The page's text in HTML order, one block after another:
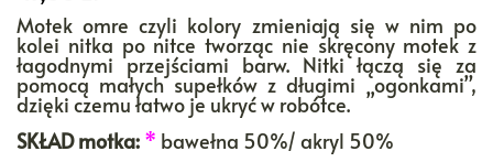
Motek omre czyli kolory zmieniają się w nim po
kolei nitka po nitce tworząc nie skręcony motek z
łagodnymi przejściami barw. Nitki łączą się za
pomocą małych supełków z długimi „ogonkami”,
dzięki czemu łatwo je ukryć w robótce.
SKŁAD motka: * bawełna 50%/ akryl 50%